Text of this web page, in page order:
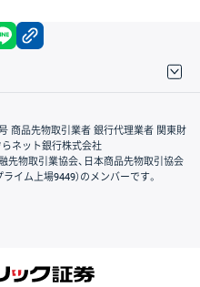
facebook
商品先物取引業者 銀行代理業者 関東財
らネット銀行株式会社
先物取引業協会、日本商品先物取引協会
イム上場9449）のメンバーです。